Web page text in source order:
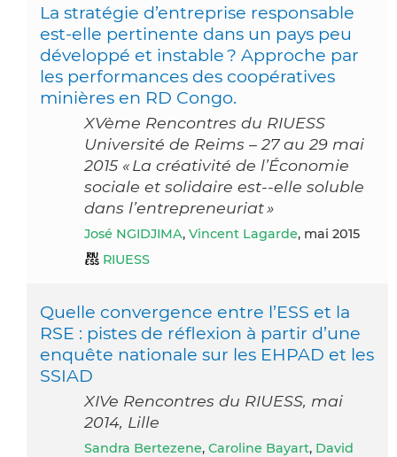
La stratégie d’entreprise responsable
est-elle pertinente dans un pays peu
développé et instable ? Approche par
les performances des coopératives
minières en RD Congo.
XVème Rencontres du RIUESS
Université de Reims – 27 au 29 mai
2015 « La créativité de l’Économie
sociale et solidaire est-­‐elle soluble
dans l’entrepreneuriat »
José NGIDJIMA, Vincent Lagarde, mai 2015
RIUESS
Quelle convergence entre l’ESS et la
RSE : pistes de réflexion à partir d’une
enquête nationale sur les EHPAD et les
SSIAD
XIVe Rencontres du RIUESS, mai
2014, Lille
Sandra Bertezene, Caroline Bayart, David